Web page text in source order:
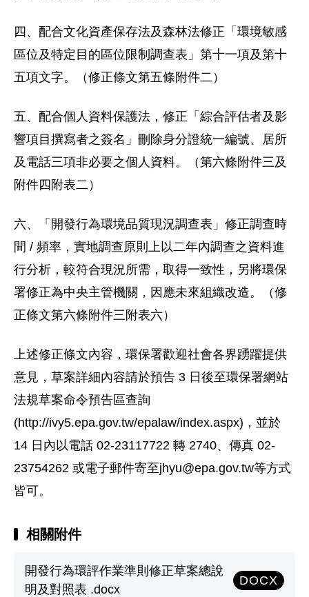
四、配合文化資產保存法及森林法修正「環境敏感
區位及特定目的區位限制調查表」第十一項及第十
五項文字。（修正條文第五條附件二）
五、配合個人資料保護法，修正「綜合評估者及影
響項目撰寫者之簽名」刪除身分證統一編號、居所
及電話三項非必要之個人資料。（第六條附件三及
附件四附表二）
六、「開發行為環境品質現況調查表」修正調查時
間 / 頻率，實地調查原則上以二年內調查之資料進
行分析，較符合現況所需，取得一致性，另將環保
署修正為中央主管機關，因應未來組織改造。（修
正條文第六條附件三附表六）
上述修正條文內容，環保署歡迎社會各界踴躍提供
意見，草案詳細內容請於預告 3 日後至環保署網站
法規草案命令預告區查詢
(http://ivy5.epa.gov.tw/epalaw/index.aspx)，並於
14 日內以電話 02-23117722 轉 2740、傳真 02-
23754262 或電子郵件寄至jhyu@epa.gov.tw等方式
皆可。
相關附件
開發行為環評作業準則修正草案總說
明及對照表 .docx
DOCX